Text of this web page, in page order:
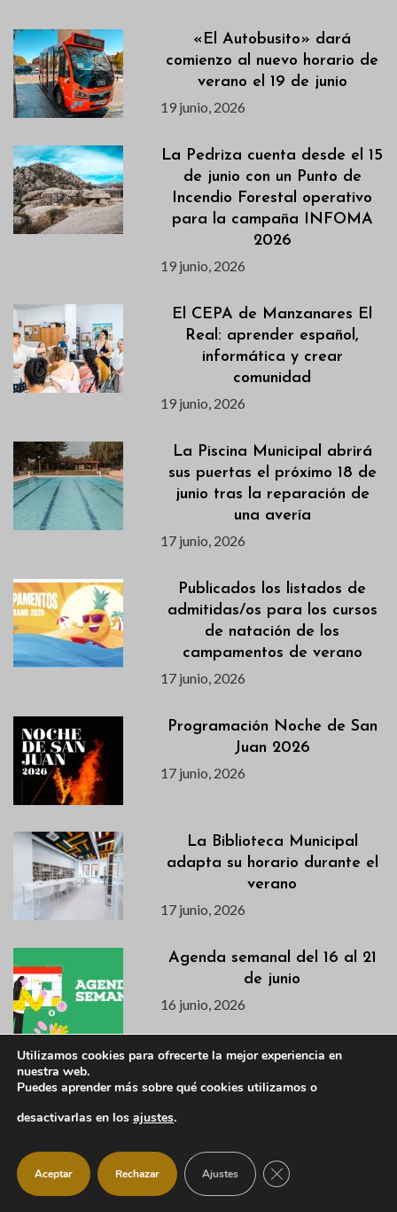
«El Autobusito» dará
comienzo al nuevo horario de
verano el 19 de junio
19 junio, 2026
La Pedriza cuenta desde el 15
de junio con un Punto de
Incendio Forestal operativo
para la campaña INFOMA
2026
19 junio, 2026
El CEPA de Manzanares El
Real: aprender español,
informática y crear
comunidad
19 junio, 2026
La Piscina Municipal abrirá
sus puertas el próximo 18 de
junio tras la reparación de
una avería
17 junio, 2026
Publicados los listados de
admitidas/os para los cursos
de natación de los
campamentos de verano
17 junio, 2026
Programación Noche de San
Juan 2026
17 junio, 2026
La Biblioteca Municipal
adapta su horario durante el
verano
17 junio, 2026
Agenda semanal del 16 al 21
de junio
16 junio, 2026
avance de la primera semana
Viejo
15 junio, 2026
Utilizamos cookies para ofrecerte la mejor experiencia en
nuestra web.
Puedes aprender más sobre qué cookies utilizamos o
desactivarlas en los ajustes.
Aceptar Rechazar Ajustes CERRAR EL